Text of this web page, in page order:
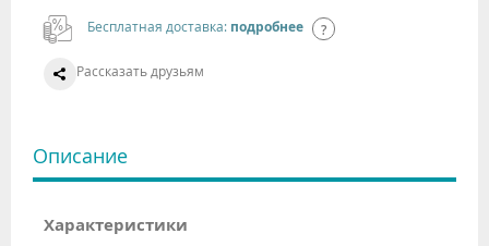
Бесплатная доставка: подробнее
Рассказать друзьям
Описание
Характеристики